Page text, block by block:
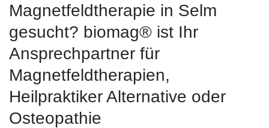
Magnetfeldtherapie in Selm
gesucht? biomag® ist Ihr
Ansprechpartner für
Magnetfeldtherapien,
Heilpraktiker Alternative oder
Osteopathie